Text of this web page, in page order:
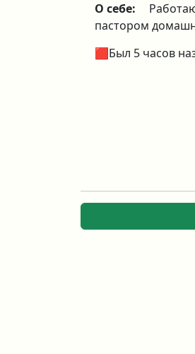
О себе:
пастором
🟥Был 5 часов